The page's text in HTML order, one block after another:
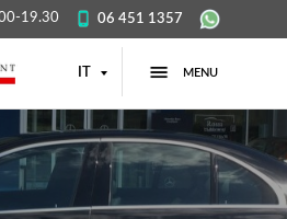
IT
06 451 1357
19.30
MENU